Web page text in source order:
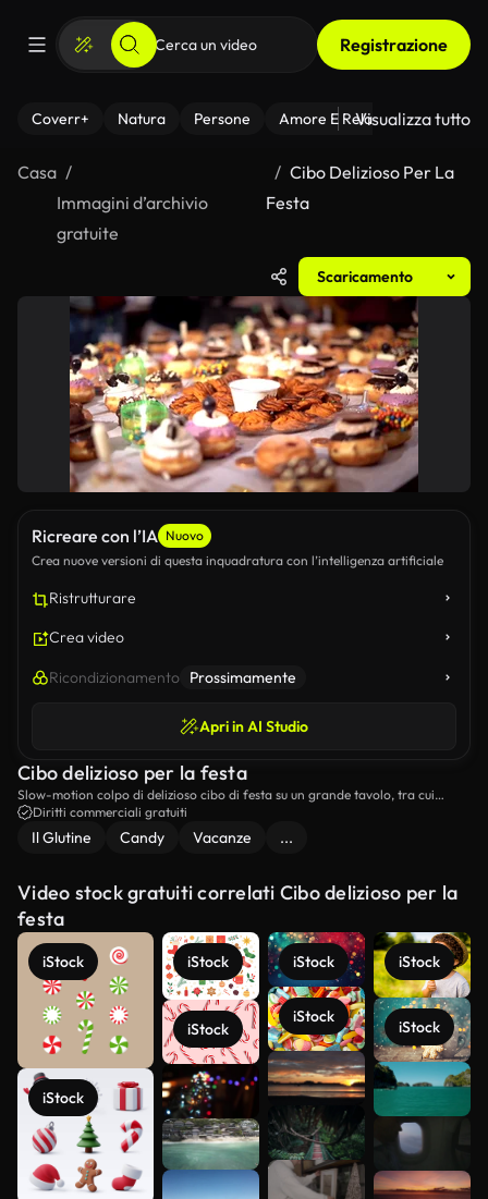
Registrazione
Coverr+ Natura Persone Amore E Relazioni Il
Visualizza tutto
Casa
Immagini d’archivio
gratuite
Cibo Delizioso Per La
Festa
Scaricamento
Ricreare con l’IA Nuovo
Crea nuove versioni di questa inquadratura con l’intelligenza artificiale
Ristrutturare
Crea video
Ricondizionamento Prossimamente
Apri in AI Studio
Cibo delizioso per la festa
Slow-motion colpo di delizioso cibo di festa su un grande tavolo, tra cui
dessert e dolci.
Diritti commerciali gratuiti
Il Glutine Candy Vacanze ...
Video stock gratuiti correlati Cibo delizioso per la
festa
iStock
iStock
iStock
iStock
iStock
iStock
iStock
iStock
Scopri di
più